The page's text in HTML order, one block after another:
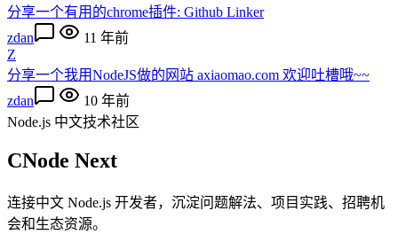
分享一个有用的chrome插件: Github Linker
zdan
11 年前
Z
分享一个我用NodeJS做的网站 axiaomao.com 欢迎吐槽哦~~
zdan
10 年前
Node.js 中文技术社区
CNode Next
连接中文 Node.js 开发者，沉淀问题解法、项目实践、招聘机
会和生态资源。